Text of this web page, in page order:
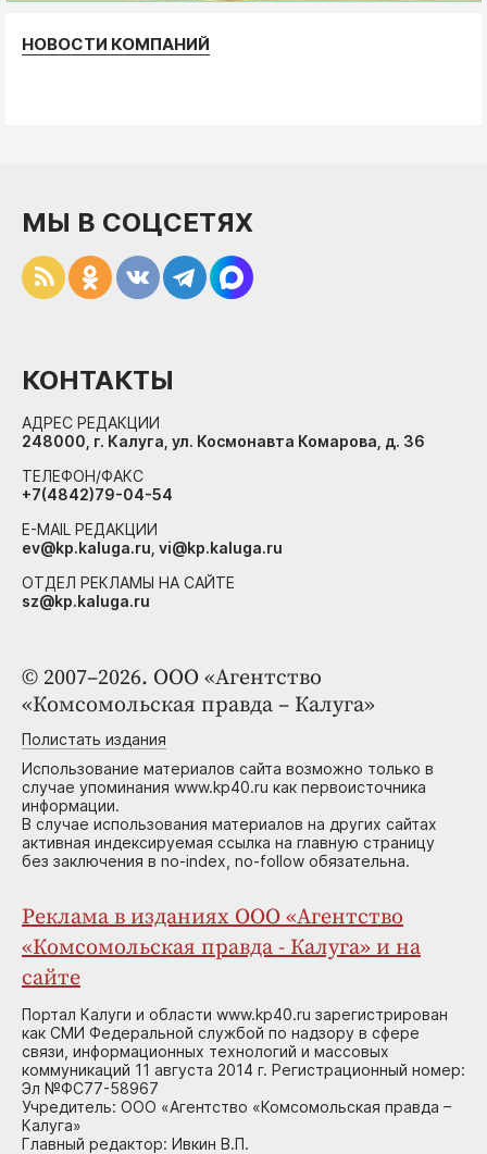
НОВОСТИ КОМПАНИЙ
© 2007–2026. ООО «Агентство
«Комсомольская правда – Калуга»
Полистать издания
Использование материалов сайта возможно только в
случае упоминания www.kp40.ru как первоисточника
информации.
В случае использования материалов на других сайтах
активная индексируемая ссылка на главную страницу
без заключения в no-index, no-follow обязательна.
Реклама в изданиях ООО «Агентство
«Комсомольская правда - Калуга» и на
сайте
Портал Калуги и области www.kp40.ru зарегистрирован
как СМИ Федеральной службой по надзору в сфере
связи, информационных технологий и массовых
коммуникаций 11 августа 2014 г. Регистрационный номер:
Эл №ФС77-58967
Учредитель: ООО «Агентство «Комсомольская правда –
Калуга»
Главный редактор: Ивкин В.П.
МЫ В СОЦСЕТЯХ
КОНТАКТЫ
АДРЕС РЕДАКЦИИ
248000, г. Калуга, ул. Космонавта Комарова, д. 36
ТЕЛЕФОН/ФАКС
+7(4842)79-04-54
E-MAIL РЕДАКЦИИ
ev@kp.kaluga.ru, vi@kp.kaluga.ru
ОТДЕЛ РЕКЛАМЫ НА САЙТЕ
sz@kp.kaluga.ru